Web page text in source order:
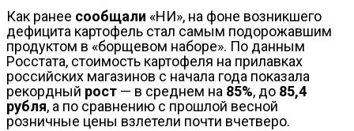
Как ранее сообщали «НИ», на фоне возникшего
дефицита картофель стал самым подорожавшим
продуктом в «борщевом наборе». По данным
Росстата, стоимость картофеля на прилавках
российских магазинов с начала года показала
рекордный рост — в среднем на 85%, до 85,4
рубля, а по сравнению с прошлой весной
розничные цены взлетели почти вчетверо.